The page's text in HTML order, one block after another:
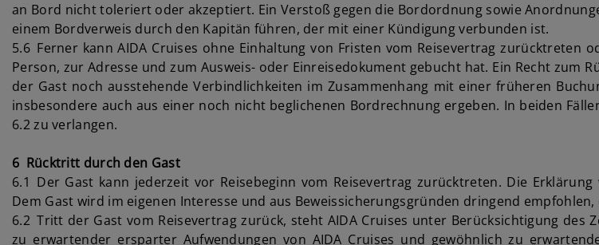
an Bord nicht toleriert oder akzeptiert. Ein Verstoß gegen die Bordordnung sowie
einem Bordverweis durch den Kapitän führen, der mit einer Kündigung verbunden ist.
5.6 Ferner kann AIDA Cruises ohne Einhaltung von Fristen vom Reisevertrag zurücktreten
Person, zur Adresse und zum Ausweis- oder Einreisedokument gebucht hat. Ein Recht zum
der Gast noch ausstehende Verbindlichkeiten im Zusammenhang mit einer früheren
insbesondere auch aus einer noch nicht beglichenen Bordrechnung ergeben. In beiden
6.2 zu verlangen.
6 Rücktritt durch den Gast
6.1 Der Gast kann jederzeit vor Reisebeginn vom Reisevertrag zurücktreten. Die
Dem Gast wird im eigenen Interesse und aus Beweissicherungsgründen dringend
6.2 Tritt der Gast vom Reisevertrag zurück, steht AIDA Cruises unter Berücksichtigung
zu erwartender ersparter Aufwendungen von AIDA Cruises und gewöhnlich zu